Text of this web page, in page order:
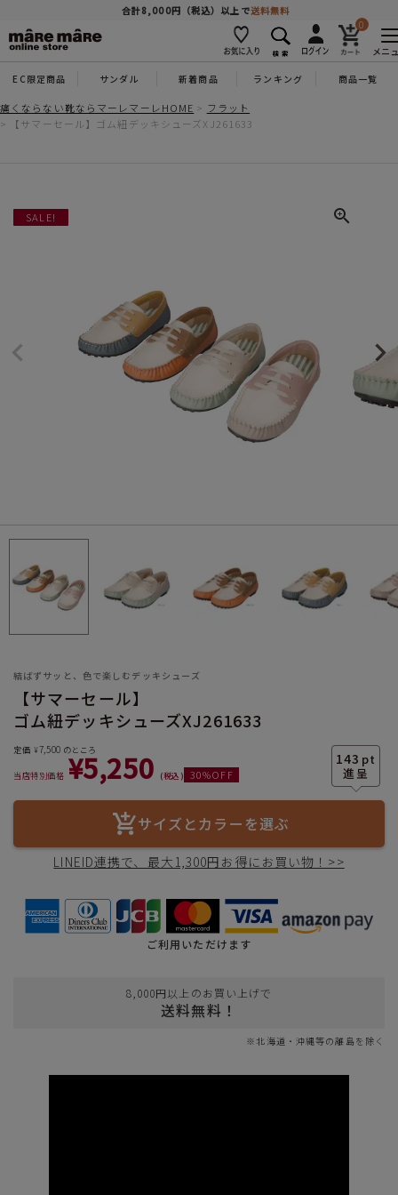
合計8,000円（税込）以上で送料無料
0
メニ
EC限定商品 サンダル 新着商品 ランキング 商品一覧
痛くならない靴ならマーレマーレHOME
フラット
【サマーセール】ゴム紐デッキシューズXJ261633
SALE!
結ばずサッと、色で楽しむデッキシューズ
【サマーセール】
ゴム紐デッキシューズXJ261633
143 pt
定価 ¥7,500 のところ
当店特別価格 ¥5,250 税込 30%OFF
サイズとカラーを選ぶ
LINEID連携で、最大1,300円お得にお買い物！>>
ご利用いただけます
8,000円以上のお買い上げで
送料無料！
※北海道・沖縄等の離島を除く
商品を探す
人気ワード #コンフォート #パンプス #スニーカー
カテゴリー
ヒールの高さ
絞り込んで検索する